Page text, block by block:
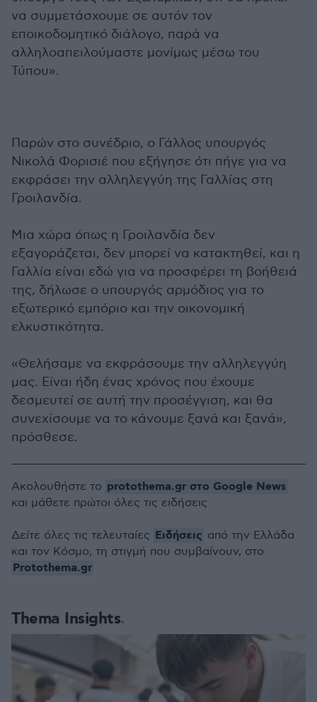
να συμμετάσχουμε σε αυτόν τον
εποικοδομητικό διάλογο, παρά να
αλληλοαπειλούμαστε μονίμως μέσω του
Τύπου».
Παρών στο συνέδριο, ο Γάλλος υπουργός
Νικολά Φορισιέ που εξήγησε ότι πήγε για να
εκφράσει την αλληλεγγύη της Γαλλίας στη
Γροιλανδία.
Μια χώρα όπως η Γροιλανδία δεν
εξαγοράζεται, δεν μπορεί να κατακτηθεί, και η
Γαλλία είναι εδώ για να προσφέρει τη βοήθειά
της, δήλωσε o υπουργός αρμόδιος για το
εξωτερικό εμπόριο και την οικονομική
ελκυστικότητα.
«Θελήσαμε να εκφράσουμε την αλληλεγγύη
μας. Είναι ήδη ένας χρόνος που έχουμε
δεσμευτεί σε αυτή την προσέγγιση, και θα
συνεχίσουμε να το κάνουμε ξανά και ξανά»,
πρόσθεσε.
Thema Insights
Ακολουθήστε το protothema.gr στο Google News
και μάθετε πρώτοι όλες τις ειδήσεις
Δείτε όλες τις τελευταίες Ειδήσεις από την Ελλάδα
και τον Κόσμο, τη στιγμή που συμβαίνουν, στο
Protothema.gr